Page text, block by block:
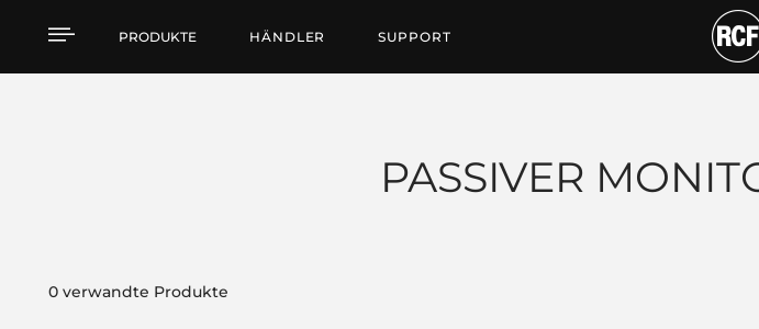
Products by feature
PRODUKTE HÄNDLER SUPPORT
PASSIVER
0 verwandte Produkte